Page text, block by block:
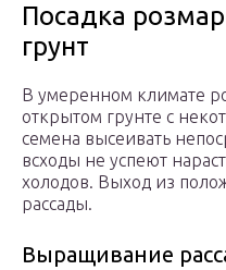
Посадка
грунт
В умеренном климате
открытом грунте с
семена высеивать
всходы не успеют
холодов. Выход из
рассады.
Выращивание